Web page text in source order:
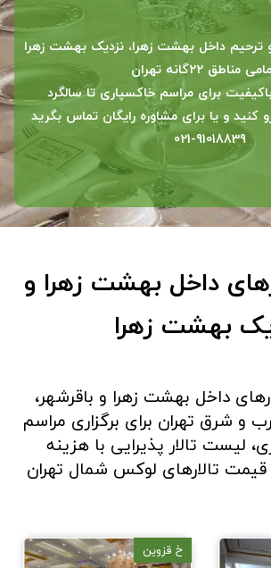
و ترحیم داخل بهشت زهرا، نزدیک بهشت زهرا
مناطق 22گانه تهران
برای مراسم خاکسپاری تا سالگرد
کنید و یا برای مشاوره رایگان تماس بگرید
021-91018839
خ قزوین
داخل بهشت زهرا و
بهشت زهرا
داخل بهشت زهرا و باقرشهر،
و شرق تهران برای برگزاری مراسم
لیست تالار پذیرایی با هزینه
تالارهای لوکس شمال تهران